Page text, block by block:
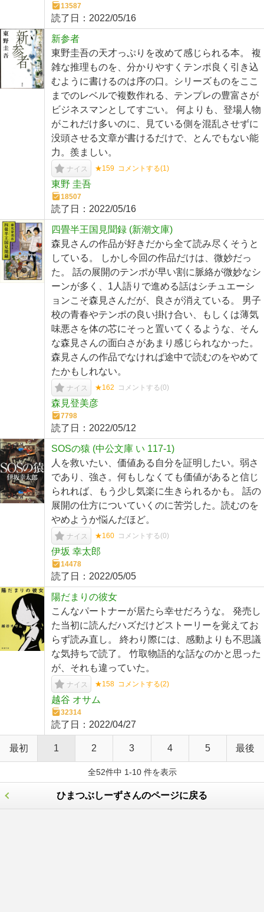
13587
読了日： 2022/05/16
新参者
東野圭吾の天才っぷりを改めて感じられる本。 複
雑な推理ものを、分かりやすくテンポ良く引き込
むように書けるのは序の口。シリーズものをここ
までのレベルで複数作れる、テンプレの豊富さが
ビジネスマンとしてすごい。 何よりも、登場人物
がこれだけ多いのに、見ている側を混乱させずに
没頭させる文章が書けるだけで、とんでもない能
力。羨ましい。
ナイス ★159 コメントする(1)
東野 圭吾
18507
読了日： 2022/05/16
四畳半王国見聞録 (新潮文庫)
森見さんの作品が好きだから全て読み尽くそうと
している。 しかし今回の作品だけは、微妙だっ
た。 話の展開のテンポが早い割に脈絡が微妙なシ
ーンが多く、1人語りで進める話はシチュエーシ
ョンこそ森見さんだが、良さが消えている。 男子
校の青春やテンポの良い掛け合い、もしくは薄気
味悪さを体の芯にそっと置いてくるような、そん
な森見さんの面白さがあまり感じられなかった。
森見さんの作品でなければ途中で読むのをやめて
たかもしれない。
ナイス ★162 コメントする(0)
森見登美彦
7798
読了日： 2022/05/12
SOSの猿 (中公文庫 い 117-1)
人を救いたい、価値ある自分を証明したい。弱さ
であり、強さ。何もしなくても価値があると信じ
られれば、もう少し気楽に生きられるかも。 話の
展開の仕方についていくのに苦労した。読むのを
やめようか悩んだほど。
ナイス ★160 コメントする(0)
伊坂 幸太郎
14478
読了日： 2022/05/05
陽だまりの彼女
こんなパートナーが居たら幸せだろうな。 発売し
た当初に読んだハズだけどストーリーを覚えてお
らず読み直し。 終わり際には、感動よりも不思議
な気持ちで読了。 竹取物語的な話なのかと思った
が、それも違っていた。
ナイス ★158 コメントする(2)
越谷 オサム
32314
読了日： 2022/04/27
最初 1 2 3 4 5 最後
全52件中 1-10 件を表示
ひまつぶしーずさんのページに戻る